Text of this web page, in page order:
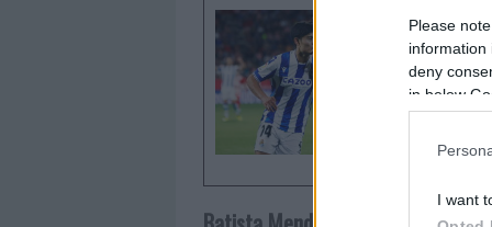
Please
information
deny
in below
I want
La
cómo
de baja